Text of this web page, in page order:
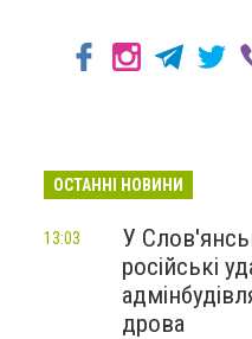
ОСТАННІ НОВИНИ
У
російські
дрова
13:03